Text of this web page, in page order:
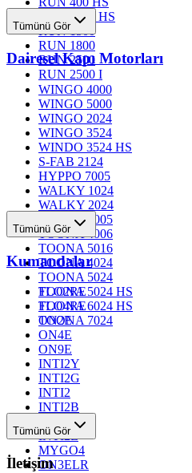
RUN 1200 HS
RUN 1500
RUN 1800
RUN 2500
RUN 2500 I
Tümünü Gör
Dairesel Kapı Motorları
WINGO 4000
WINGO 5000
WINGO 2024
WINGO 3524
WINDO 3524 HS
S-FAB 2124
HYPPO 7005
WALKY 1024
WALKY 2024
TOONA 4005
TOONA 4006
TOONA 5016
TOONA 4024
TOONA 5024
TOONA 5024 HS
TOONA 6024 HS
TOONA 7024
Tümünü Gör
Kumandalar
FLO2RE
FLO4RE
ON2E
ON4E
ON9E
INTI2Y
INTI2G
INTI2
INTI2B
INTI2R
INTI2L
MYGO4
ON3ELR
Tümünü Gör
İletişim